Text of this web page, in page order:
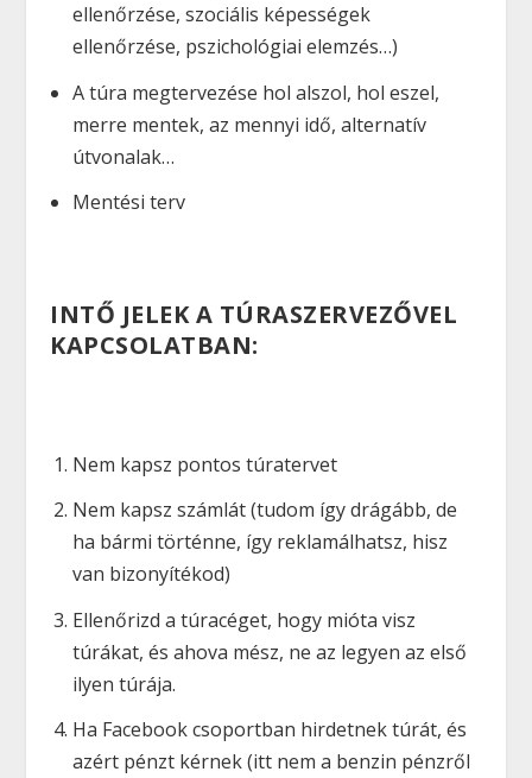
ellenőrzése, szociális képességek
ellenőrzése, pszichológiai elemzés…)
A túra megtervezése hol alszol, hol eszel,
merre mentek, az mennyi idő, alternatív
útvonalak…
Mentési terv
INTŐ JELEK A TÚRASZERVEZŐVEL
KAPCSOLATBAN:
Nem kapsz pontos túratervet
Nem kapsz számlát (tudom így drágább, de
ha bármi történne, így reklamálhatsz, hisz
van bizonyítékod)
Ellenőrizd a túracéget, hogy mióta visz
túrákat, és ahova mész, ne az legyen az első
ilyen túrája.
Ha Facebook csoportban hirdetnek túrát, és
azért pénzt kérnek (itt nem a benzin pénzről